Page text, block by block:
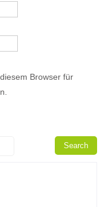
Browser für